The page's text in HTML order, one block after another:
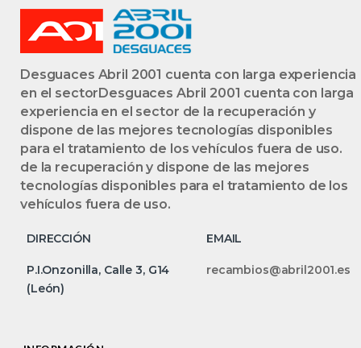
Desguaces Abril 2001 cuenta con larga experiencia
en el sectorDesguaces Abril 2001 cuenta con larga
experiencia en el sector de la recuperación y
dispone de las mejores tecnologías disponibles
para el tratamiento de los vehículos fuera de uso.
de la recuperación y dispone de las mejores
tecnologías disponibles para el tratamiento de los
vehículos fuera de uso.
DIRECCIÓN EMAIL
P.I.Onzonilla, Calle 3, G14
(León)
recambios@abril2001.es